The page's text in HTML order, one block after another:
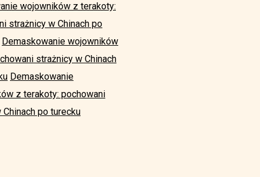
wojowników z terakoty:
strażnicy w Chinach po
Demaskowanie wojowników
strażnicy w Chinach
Demaskowanie
z terakoty: pochowani
po turecku